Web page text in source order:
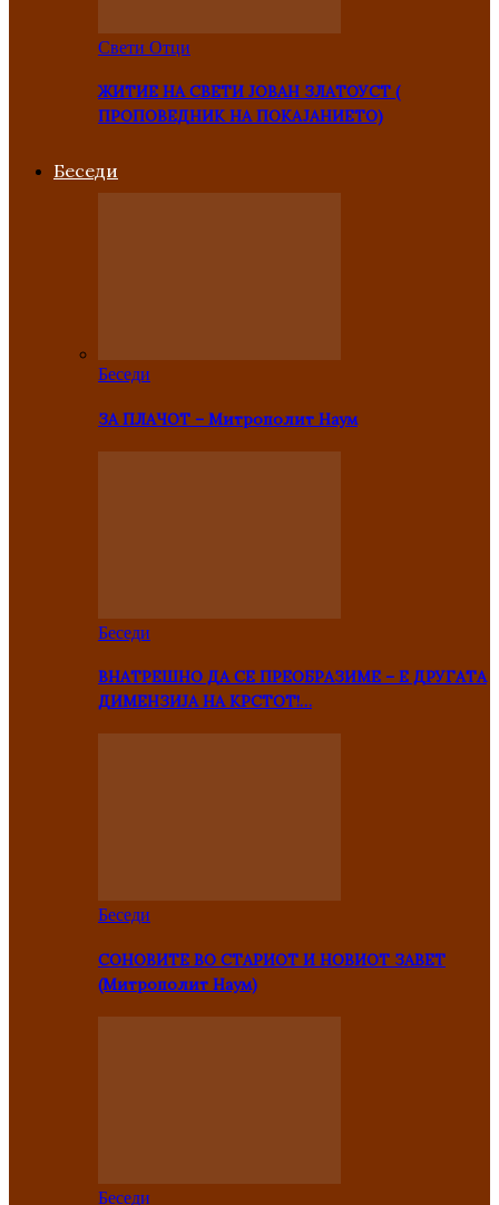
Свети Отци
ЖИТИЕ НА СВЕТИ ЈОВАН ЗЛАТОУСТ (
ПРОПОВЕДНИК НА ПОКАЈАНИЕТО)
Беседи
Беседи
ЗА ПЛАЧОТ – Митрополит Наум
Беседи
ВНАТРЕШНО ДА СЕ ПРЕОБРАЗИМЕ – Е ДРУГАТА
ДИМЕНЗИЈА НА КРСТОТ!…
Беседи
СОНОВИТЕ ВО СТАРИОТ И НОВИОТ ЗАВЕТ
(Митрополит Наум)
Беседи